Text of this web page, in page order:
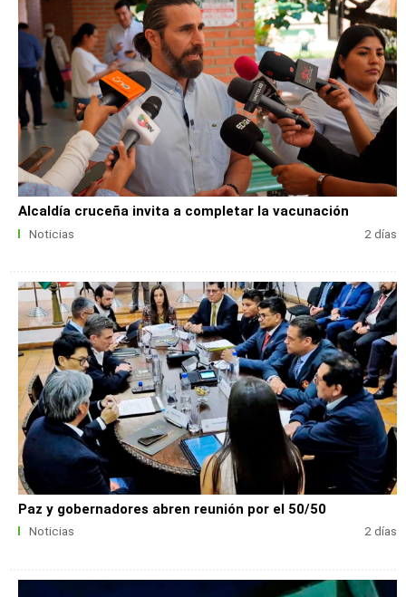
Alcaldía cruceña invita a completar la vacunación
Noticias 2 días
Paz y gobernadores abren reunión por el 50/50
Noticias 2 días